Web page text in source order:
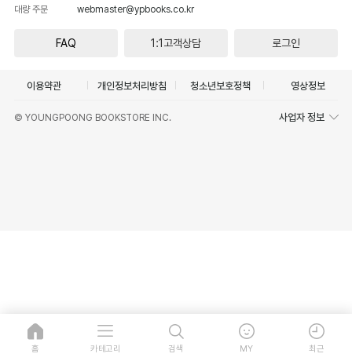
대량 주문
webmaster@ypbooks.co.kr
FAQ 1:1고객상담 로그인
이용약관 개인정보처리방침 청소년보호정책 영상정보
© YOUNGPOONG BOOKSTORE INC. 사업자 정보
홈 카테고리 검색 MY 최근